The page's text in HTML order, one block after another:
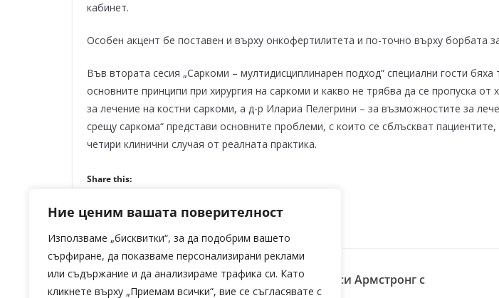
Ние ценим вашата поверителност
Използваме „бисквитки“, за да подобрим вашето
сърфиране, да показваме персонализирани реклами
или съдържание и да анализираме трафика си. Като
кликнете върху „Приемам всички“, вие се съгласявате с
кабинет.
Особен акцент бе поставен и върху онкофертилитета и по-точно върху
Във втората сесия „Саркоми – мултидисциплинарен подход“ специални гости
основните принципи при хирургия на саркоми и какво не трябва да се пропуска
за лечение на костни саркоми, а д-р Илариа Пелегрини – за възможностите за
срещу саркома“ представи основните проблеми, с които се сблъскват
четири клинични случая от реалната практика.
Share this:
HBO Original филма „Кризисен връх“ от Джеси Армстронг с